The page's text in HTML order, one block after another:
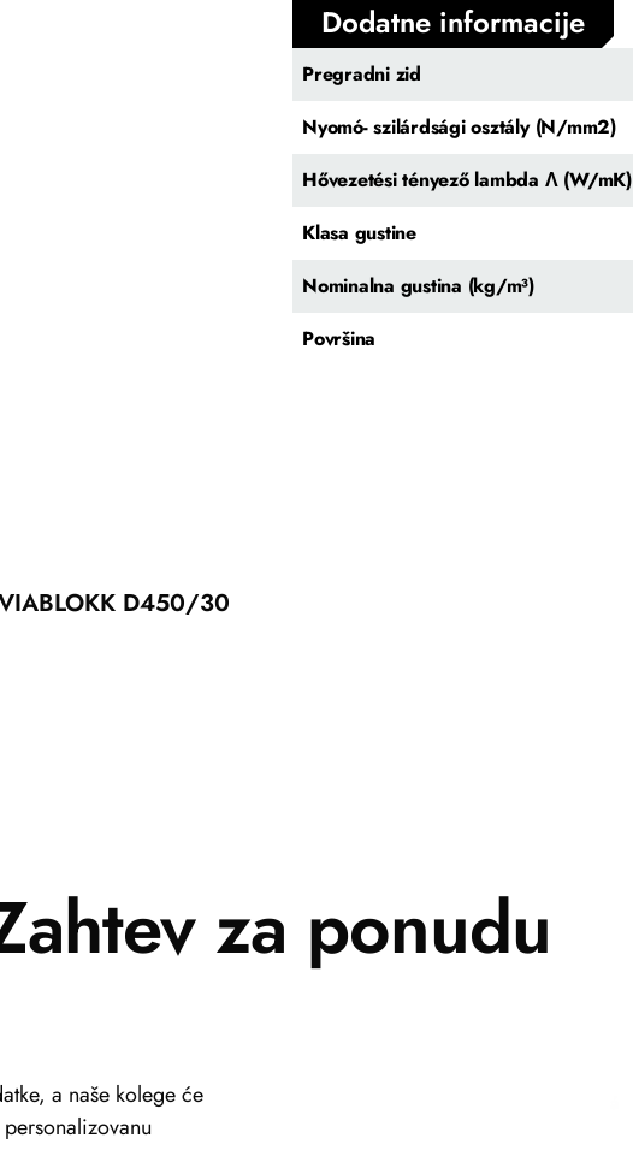
Dodatne informacije
Pregradni zid
Nyomó- szilárdsági osztály (N/mm2)
Hővezetési tényező lambda Λ (W/mK)
Klasa gustine
Nominalna gustina (kg/m³)
Površina
D450/30
za ponudu
a naše kolege će